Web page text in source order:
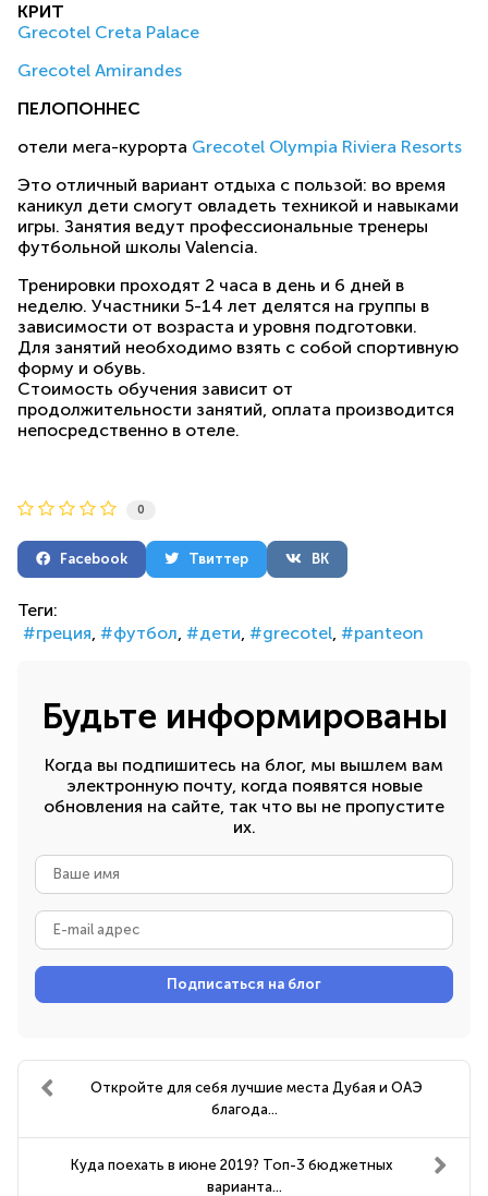
КРИТ
Grecotel Creta Palace
Grecotel Amirandes
ПЕЛОПОННЕС
отели мега-курорта Grecotel Olympia Riviera Resorts
Это отличный вариант отдыха с пользой: во время
каникул дети смогут овладеть техникой и навыками
игры. Занятия ведут профессиональные тренеры
футбольной школы Valencia.
Тренировки проходят 2 часа в день и 6 дней в
неделю. Участники 5-14 лет делятся на группы в
зависимости от возраста и уровня подготовки.
Для занятий необходимо взять с собой спортивную
форму и обувь.
Стоимость обучения зависит от
продолжительности занятий, оплата производится
непосредственно в отеле.
0
Facebook Твиттер ВК
Теги:
греция
футбол дети grecotel panteon
Будьте информированы
Когда вы подпишитесь на блог, мы вышлем вам
электронную почту, когда появятся новые
обновления на сайте, так что вы не пропустите
их.
адрес
Подписаться на блог
Откройте для себя лучшие места Дубая и ОАЭ
благода...
Куда поехать в июне 2019? Топ-3 бюджетных
варианта...